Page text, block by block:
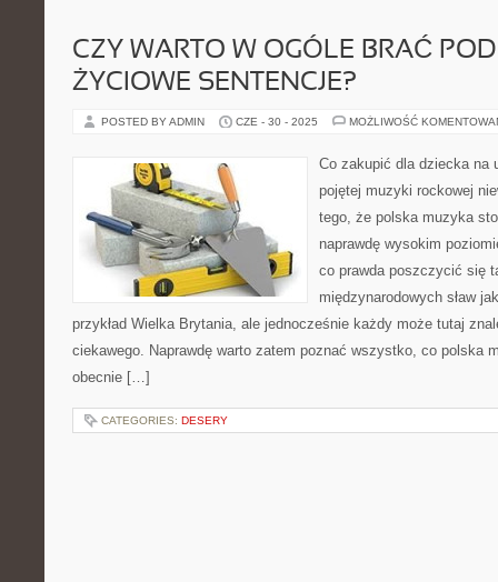
CZY WARTO W OGÓLE BRAĆ
ŻYCIOWE SENTENCJE?
POSTED BY ADMIN CZE - 30 - 2025 MOŻLIWOŚĆ
Co zakupić dla dziecka na
pojętej muzyki rockowej
tego, że polska muzyka
naprawdę wysokim
co prawda poszczycić się
międzynarodowych sław
przykład Wielka Brytania, ale jednocześnie każdy może tutaj
ciekawego. Naprawdę warto zatem poznać wszystko, co polska
obecnie […]
CATEGORIES: DESERY